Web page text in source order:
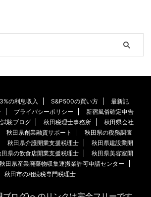
の利息収入 S&P500の買い方
最新記
プライバシーポリシー
新宿風俗確定申告
験ブログ 秋田税理士事務所
秋田県会社
秋田県創業融資サポート
秋田県の税務調査
秋田県介護開業支援税理士
秋田県建設業開
田県の飲食店開業支援税理士
秋田県美容室開
秋田県産業廃棄物収集運搬業許可申請センター
秋田市の相続税専門税理士